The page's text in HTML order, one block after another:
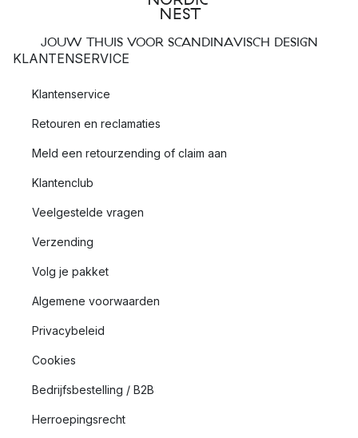
JOUW THUIS VOOR SCANDINAVISCH DESIGN
KLANTENSERVICE
Klantenservice
Retouren en reclamaties
Meld een retourzending of claim aan
Klantenclub
Veelgestelde vragen
Verzending
Volg je pakket
Algemene voorwaarden
Privacybeleid
Cookies
Bedrijfsbestelling / B2B
Herroepingsrecht